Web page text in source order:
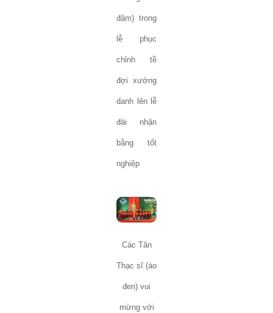
đậm) trong
lễ phục
chỉnh tề
đợi xướng
danh lên lễ
đài nhận
bằng tốt
nghiệp
Các Tân
Thạc sĩ (áo
đen) vui
mừng với